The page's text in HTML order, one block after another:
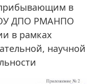
в
ДПО РМАНПО
в рамках
научной